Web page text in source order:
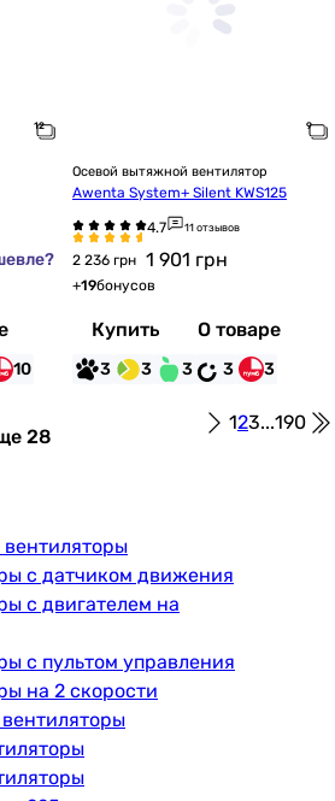
10
Осевой вытяжной вентилятор
Awenta System+ Silent KWS125
11 отзывов
2 236 грн 1 901 грн
+19бонусов
Купить О товаре
3 3 3 3 3
28
123...190
с датчиком движения
с двигателем на
с пультом управления
на 2 скорости